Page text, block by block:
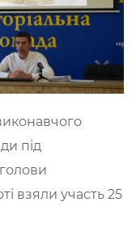
під
взяли участь 25